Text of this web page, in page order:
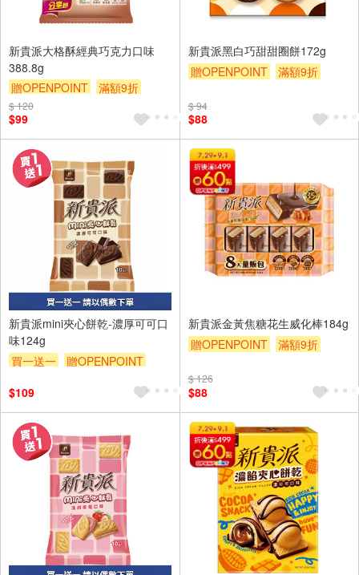
新貴派大格酥經典巧克力口味
388.8g
贈OPENPOINT
滿額9折
贈$200
$ 120
$99
新貴派黑白巧甜甜圈餅172g
贈OPENPOINT
滿額9折
$ 94
$88
新貴派mini夾心餅乾-濃厚可可口
味124g
買一送一
贈OPENPOINT
$109
新貴派金黃焦糖花生威化棒184g
贈OPENPOINT
滿額9折
$ 126
$88